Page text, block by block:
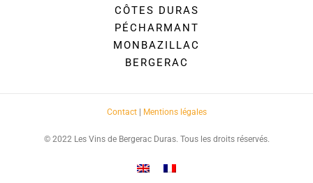
CÔTES DURAS
PÉCHARMANT
MONBAZILLAC
BERGERAC
Contact| Mentions légales
© 2022 Les Vins de Bergerac Duras. Tous les droits réservés.